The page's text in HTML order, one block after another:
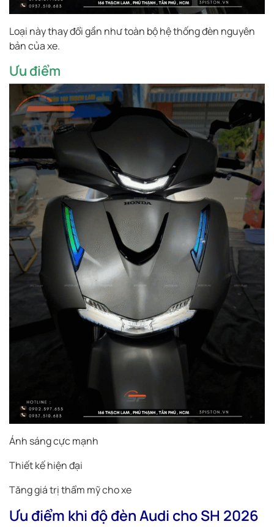
Loại này thay đổi gần như toàn bộ hệ thống đèn nguyên
bản của xe.
Ưu điểm
Ánh sáng cực mạnh
Thiết kế hiện đại
Tăng giá trị thẩm mỹ cho xe
Ưu điểm khi độ đèn Audi cho SH 2026